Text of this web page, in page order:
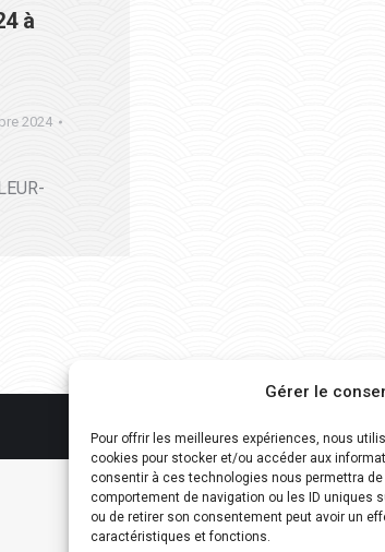
Gérer le
Pour offrir les meilleures expériences, nous
cookies pour stocker et/ou accéder aux
consentir à ces technologies nous permettra
comportement de navigation ou les ID uniques
ou de retirer son consentement peut avoir un
caractéristiques et fonctions.
à
2024